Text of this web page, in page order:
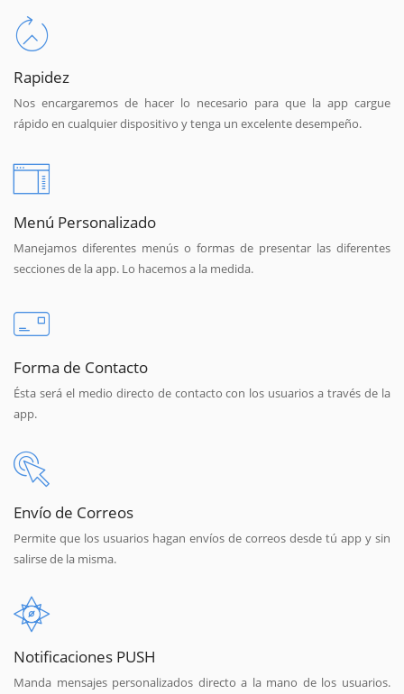
Rapidez
Nos encargaremos de hacer lo necesario para que la app cargue
rápido en cualquier dispositivo y tenga un excelente desempeño.
Menú Personalizado
Manejamos diferentes menús o formas de presentar las diferentes
secciones de la app. Lo hacemos a la medida.
Forma de Contacto
Ésta será el medio directo de contacto con los usuarios a través de la
app.
Envío de Correos
Permite que los usuarios hagan envíos de correos desde tú app y sin
salirse de la misma.
Notificaciones PUSH
Manda mensajes personalizados directo a la mano de los usuarios.